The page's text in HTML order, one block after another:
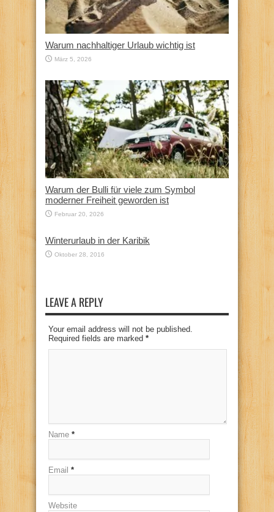
Warum nachhaltiger Urlaub wichtig ist
März 5, 2026
Warum der Bulli für viele zum Symbol
moderner Freiheit geworden ist
Februar 20, 2026
Winterurlaub in der Karibik
Oktober 28, 2016
LEAVE A REPLY
Your email address will not be published.
Required fields are marked *
Name *
Email *
Website